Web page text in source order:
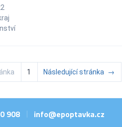
1 Následující stránka →
908 | info@epoptavka.cz